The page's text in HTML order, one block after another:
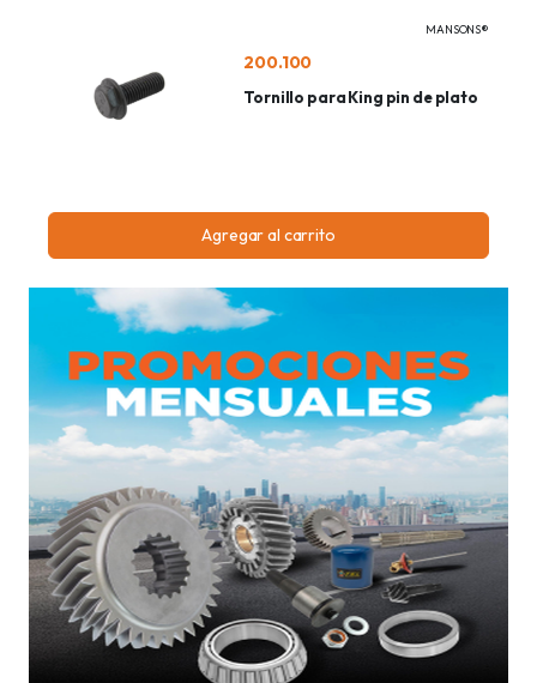
MANSONS®
200.100
Tornillo para King pin de plato
Agregar al carrito